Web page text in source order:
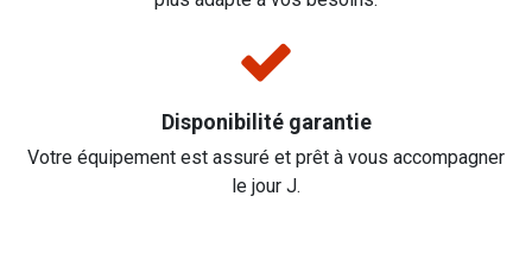
Disponibilité garantie
Votre équipement est assuré et prêt à vous accompagner
le jour J.